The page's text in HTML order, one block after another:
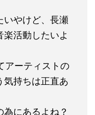
いやけど、長瀬
活動したいよ
アーティストの
気持ちは正直あ
にあるよね？